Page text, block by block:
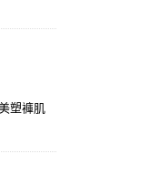
塑褲肌